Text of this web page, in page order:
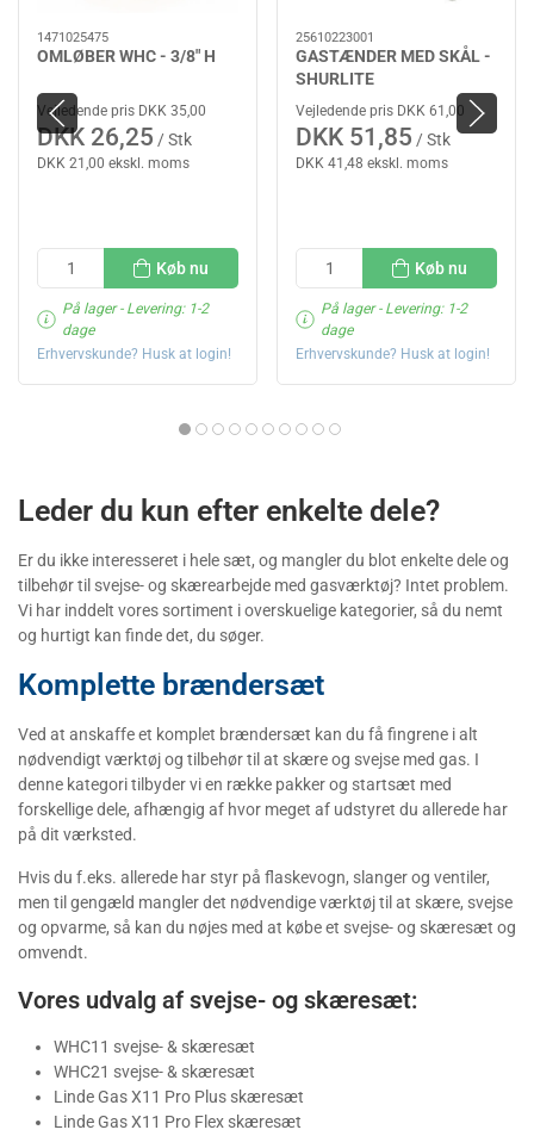
1471025475
OMLØBER WHC - 3/8" H
Vejledende pris DKK 35,00
DKK 26,25 / Stk
DKK 21,00 ekskl. moms
Køb nu
På lager- Levering: 1-2
dage
Erhvervskunde? Husk at login!
25610223001
GASTÆNDER MED SKÅL -
SHURLITE
Vejledende pris DKK 61,00
DKK 51,85 / Stk
DKK 41,48 ekskl. moms
Køb nu
På lager- Levering: 1-2
dage
Erhvervskunde? Husk at login!
Leder du kun efter enkelte dele?
Er du ikke interesseret i hele sæt, og mangler du blot enkelte dele og
tilbehør til svejse- og skærearbejde med gasværktøj? Intet problem.
Vi har inddelt vores sortiment i overskuelige kategorier, så du nemt
og hurtigt kan finde det, du søger.
Komplette brændersæt
Ved at anskaffe et komplet brændersæt kan du få fingrene i alt
nødvendigt værktøj og tilbehør til at skære og svejse med gas. I
denne kategori tilbyder vi en række pakker og startsæt med
forskellige dele, afhængig af hvor meget af udstyret du allerede har
på dit værksted.
Hvis du f.eks. allerede har styr på flaskevogn, slanger og ventiler,
men til gengæld mangler det nødvendige værktøj til at skære, svejse
og opvarme, så kan du nøjes med at købe et svejse- og skæresæt og
omvendt.
Vores udvalg af svejse- og skæresæt:
WHC11 svejse- & skæresæt
WHC21 svejse- & skæresæt
Linde Gas X11 Pro Plus skæresæt
Linde Gas X11 Pro Flex skæresæt